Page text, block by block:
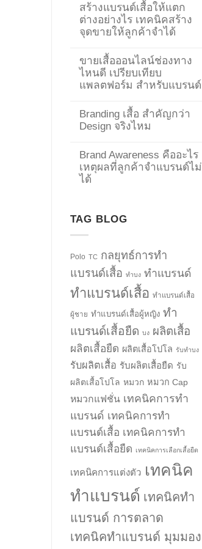
สร้างแบรนด์เสื้อให้แตก
ต่างอย่างไร เทคนิคสร้าง
จุดขายให้ลูกค้าจำได้
ขายเสื้อออนไลน์ช่องทาง
ไหนดี เปรียบเทียบ
แพลตฟอร์ม สำหรับแบรนด์
Branding เสื้อ สำคัญกว่า
Design จริงไหม
Brand Awareness คืออะไร
เหตุผลที่ลูกค้าจำแบรนด์ไม่
ได้
TAG BLOG
Polo TC กลยุทธ์การทำ
แบรนด์เสื้อ ทำบง ทำแบรนด์
ทำแบรนด์เสื้อ ทำแบรนด์เสื้อ
ผู้ชาย ทำแบรนด์เสื้อผู้หญิง ทำ
แบรนด์เสื้อยืด บง ผลิตเสื้อ
ผลิตเสื้อยืด ผลิตเสื้อโปโล รับทำบง
รับผลิตเสื้อ รับผลิตเสื้อยืด รับ
ผลิตเสื้อโปโล หมวก หมวก Cap
หมวกแฟชั่น เทคนิคการทำ
แบรนด์ เทคนิคการทำ
แบรนด์เสื้อ เทคนิคการทำ
แบรนด์เสื้อยืด เทคนิคการเลือกเสื้อยืด
เทคนิคการแต่งตัว เทคนิค
ทำแบรนด์ เทคนิคทำ
แบรนด์ การตลาด
เทคนิคทำแบรนด์ มุมมอง